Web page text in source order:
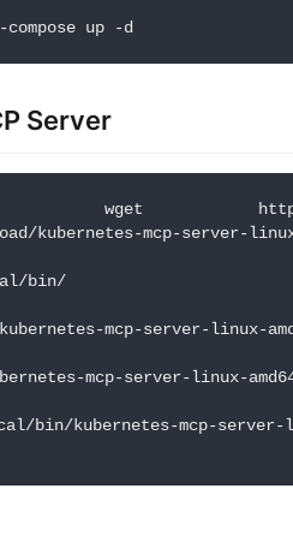
up -d
Server
https://
kubernetes-mcp-server-
bin/
mcp-server-linux-
mcp-server-linux-
bin/kubernetes-mcp-